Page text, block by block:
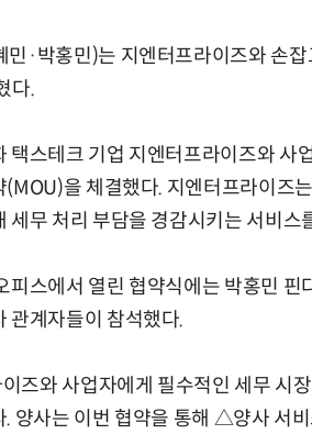
민·박홍민)는 지엔터프라이즈와 손
다.
택스테크 기업 지엔터프라이즈와 사
(MOU)을 체결했다. 지엔터프라이즈
세무 처리 부담을 경감시키는 서비스
피스에서 열린 협약식에는 박홍민
관계자들이 참석했다.
즈와 사업자에게 필수적인 세무 시
. 양사는 이번 협약을 통해 △양사 서
AI Native Enterprise를 지원하는 AI Ready Data